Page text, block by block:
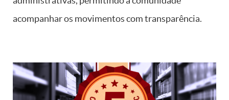
acompanhar os movimentos com transparência.